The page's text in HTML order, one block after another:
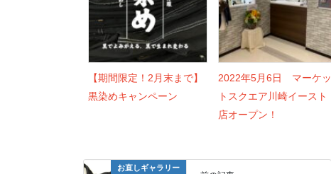
【期間限定！2月末まで】
黒染めキャンペーン
2022年5月6日 マーケッ
トスクエア川崎イースト
店オープン！
お直しギャラリー